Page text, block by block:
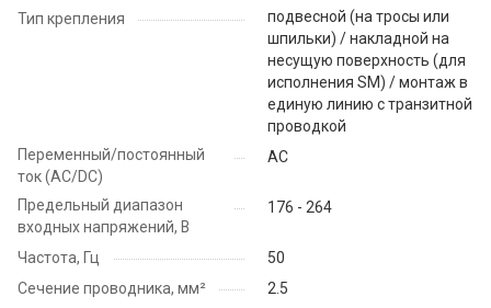
Тип крепления
подвесной (на тросы или
шпильки) / накладной на
несущую поверхность (для
исполнения SM) / монтаж в
единую линию с транзитной
проводкой
Переменный/постоянный
ток (AC/DC)
AC
Предельный диапазон
входных напряжений, В
176 - 264
Частота, Гц
50
Сечение проводника, мм²
2.5